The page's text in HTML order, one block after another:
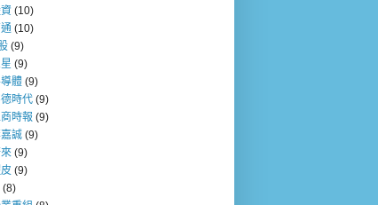
(10)
(10)
(9)
(9)
體 (9)
時代 (9)
時報 (9)
誠 (9)
(9)
(9)
(8)